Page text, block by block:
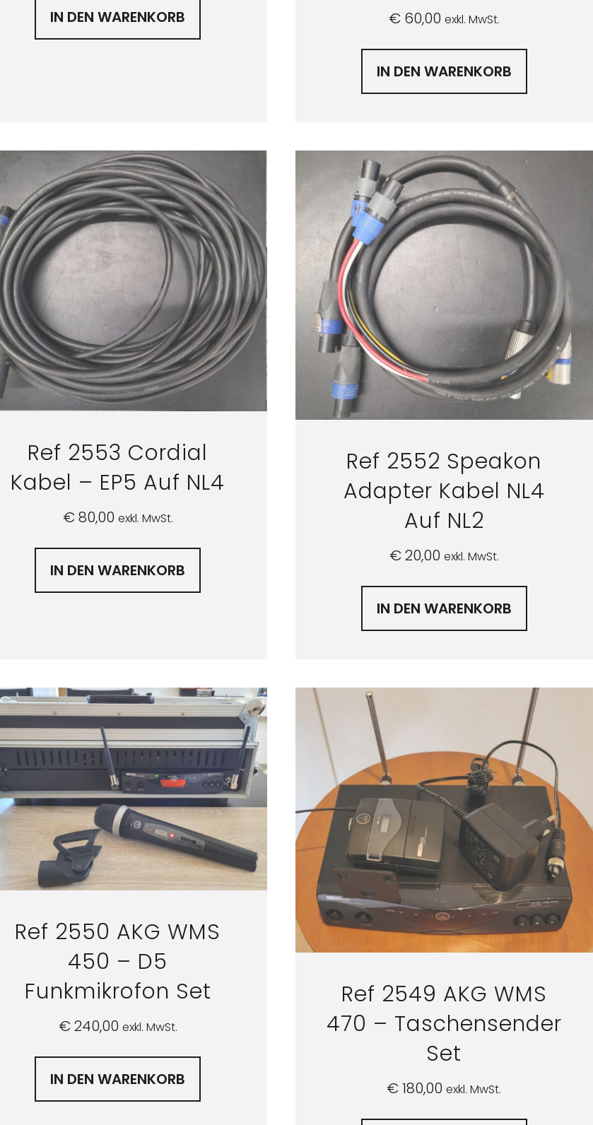
IN DEN WARENKORB €60,00 exkl. MwSt.
IN DEN WARENKORB
Ref 2553 Cordial
Kabel – EP5 Auf NL4
€80,00 exkl. MwSt.
IN DEN WARENKORB
Ref 2552 Speakon
Adapter Kabel NL4
Auf NL2
€20,00 exkl. MwSt.
IN DEN WARENKORB
Ref 2550 AKG WMS
450 – D5
Funkmikrofon Set
€240,00 exkl. MwSt.
IN DEN WARENKORB
Ref 2549 AKG WMS
470 – Taschensender
Set
€180,00 exkl. MwSt.